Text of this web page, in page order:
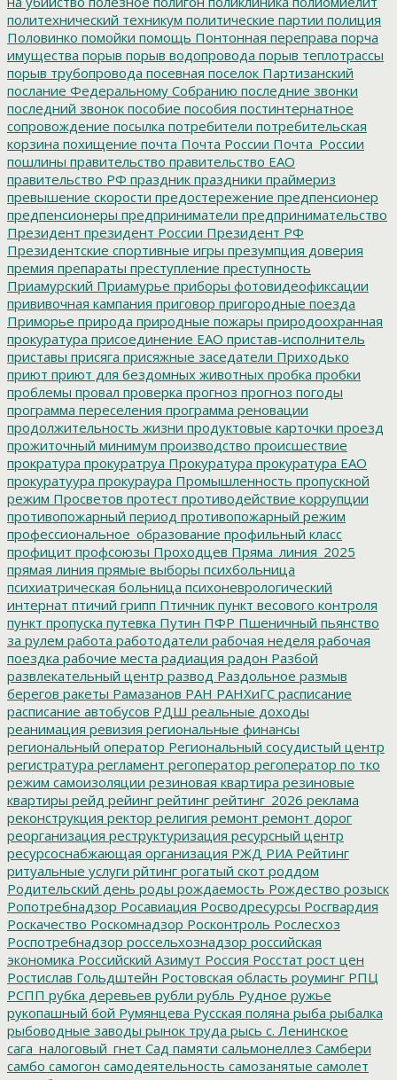
политехнический техникум политические партии полиция
Половинко помойки помощь Понтонная переправа порча
имущества порыв порыв водопровода порыв теплотрассы
порыв трубопровода посевная поселок Партизанский
послание Федеральному Собранию последние звонки
последний звонок пособие пособия постинтернатное
сопровождение посылка потребители потребительская
корзина похищение почта Почта России Почта_России
пошлины правительство правительство ЕАО
правительство РФ праздник праздники праймериз
превышение скорости предостережение предпенсионер
предпенсионеры предприниматели предпринимательство
Президент президент России Президент РФ
Президентские спортивные игры презумпция доверия
премия препараты преступление преступность
Приамурский Приамурье приборы фотовидеофиксации
прививочная кампания приговор пригородные поезда
Приморье природа природные пожары природоохранная
прокуратура присоединение ЕАО пристав-исполнитель
приставы присяга присяжные заседатели Приходько
приют приют для бездомных животных пробка пробки
проблемы провал проверка прогноз прогноз погоды
программа переселения программа реновации
продолжительность жизни продуктовые карточки проезд
прожиточный минимум производство происшествие
прократура прокуратруа Прокуратура прокуратура ЕАО
прокуратуура прокураура Промышленность пропускной
режим Просветов протест противодействие коррупции
противопожарный период противопожарный режим
профессиональное_образование профильный класс
профицит профсоюзы Проходцев Пряма_линия_2025
прямая линия прямые выборы психбольница
психиатрическая больница психоневрологический
интернат птичий грипп Птичник пункт весового контроля
пункт пропуска путевка Путин ПФР Пшеничный пьянство
за рулем работа работодатели рабочая неделя рабочая
поездка рабочие места радиация радон Разбой
развлекательный центр развод Раздольное размыв
берегов ракеты Рамазанов РАН РАНХиГС расписание
расписание автобусов РДШ реальные доходы
реанимация ревизия региональные финансы
региональный оператор Региональный сосудистый центр
регистратура регламент регоператор регоператор по тко
режим самоизоляции резиновая квартира резиновые
квартиры рейд рейинг рейтинг рейтинг_2026 реклама
реконструкция ректор религия ремонт ремонт дорог
реорганизация реструктуризация ресурсный центр
ресурсоснабжающая организация РЖД РИА Рейтинг
ритуальные услуги рйтинг рогатый скот роддом
Родительский день роды рождаемость Рождество розыск
Ропотребнадзор Росавиация Росводресурсы Росгвардия
Роскачество Роскомнадзор Росконтроль Рослесхоз
Роспотребнадзор россельхознадзор российская
экономика Российский Азимут Россия Росстат рост цен
Ростислав Гольдштейн Ростовская область роуминг РПЦ
РСПП рубка деревьев рубли рубль Рудное ружье
рукопашный бой Румянцева Русская поляна рыба рыбалка
рыбоводные заводы рынок труда рысь с. Ленинское
сага_налоговый_гнет Сад памяти сальмонеллез Самбери
самбо самогон самодеятельность самозанятые самолет